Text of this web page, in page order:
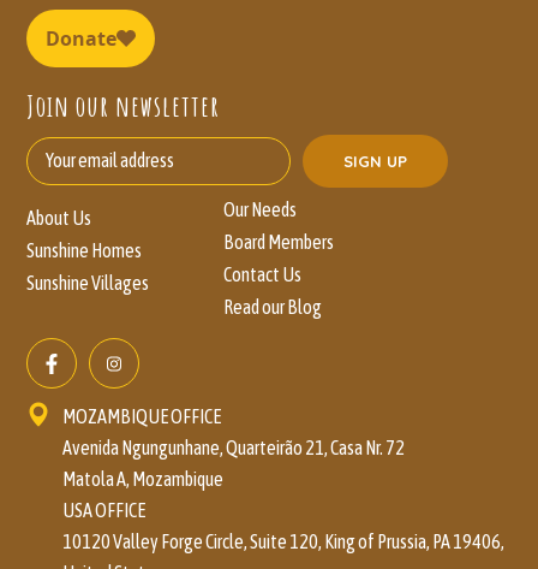
Join our newsletter
About Us
Sunshine Homes
Sunshine Villages
Our Needs
Board Members
Contact Us
Read our Blog
MOZAMBIQUE OFFICE
Avenida Ngungunhane, Quarteirão 21, Casa Nr. 72
Matola A, Mozambique
USA OFFICE
10120 Valley Forge Circle, Suite 120, King of Prussia, PA 19406,